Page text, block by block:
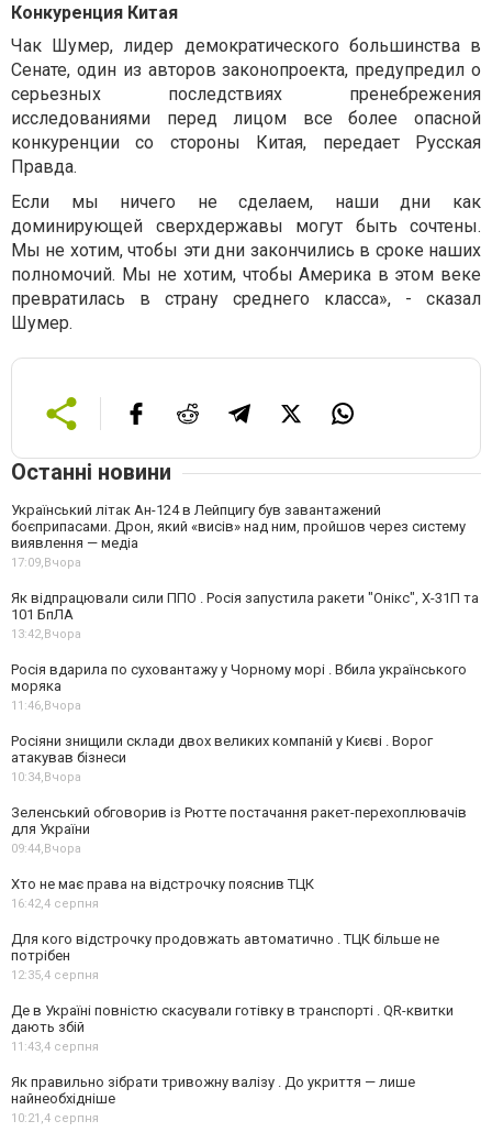
Конкуренция Китая
Чак Шумер, лидер демократического большинства в
Сенате, один из авторов законопроекта, предупредил о
серьезных последствиях пренебрежения
исследованиями перед лицом все более опасной
конкуренции со стороны Китая, передает Русская
Правда.
Если мы ничего не сделаем, наши дни как
доминирующей сверхдержавы могут быть сочтены.
Мы не хотим, чтобы эти дни закончились в сроке наших
полномочий. Мы не хотим, чтобы Америка в этом веке
превратилась в страну среднего класса», - сказал
Шумер.
Останні новини
Український літак Ан-124 в Лейпцигу був завантажений
боєприпасами. Дрон, який «висів» над ним, пройшов через систему
виявлення — медіа
17:09,Вчора
Як відпрацювали сили ППО . Росія запустила ракети "Онікс", Х-31П та
101 БпЛА
13:42,Вчора
Росія вдарила по суховантажу у Чорному морі . Вбила українського
моряка
11:46,Вчора
Росіяни знищили склади двох великих компаній у Києві . Ворог
атакував бізнеси
10:34,Вчора
Зеленський обговорив із Рютте постачання ракет-перехоплювачів
для України
09:44,Вчора
Хто не має права на відстрочку пояснив ТЦК
16:42,4 серпня
Для кого відстрочку продовжать автоматично . ТЦК більше не
потрібен
12:35,4 серпня
Де в Україні повністю скасували готівку в транспорті . QR-квитки
дають збій
11:43,4 серпня
Як правильно зібрати тривожну валізу . До укриття — лише
найнеобхідніше
10:21,4 серпня